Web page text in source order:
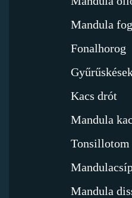
Mandula
Fonalhorog
Kacs drót
Mandula
Tonsillotom
Mandula